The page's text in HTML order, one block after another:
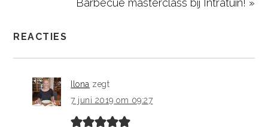
Barbecue masterclass bij Intratuin! »
REACTIES
Ilona zegt
7 juni 2019 om 09:27